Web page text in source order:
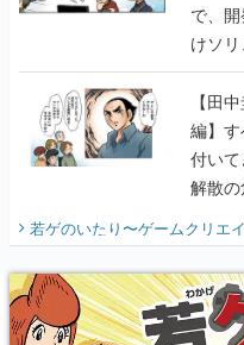
で、
けソ
に行
【田
編】す
付い
解散
開く
『少
り】
若ゲのいたり〜ゲームクリエ